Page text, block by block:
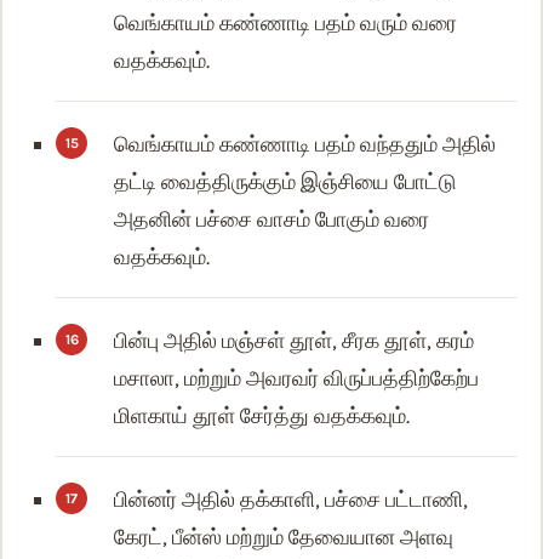
வெங்காயம் கண்ணாடி பதம் வரும் வரை
வதக்கவும்.
வெங்காயம் கண்ணாடி பதம் வந்ததும் அதில்
தட்டி வைத்திருக்கும் இஞ்சியை போட்டு
அதனின் பச்சை வாசம் போகும் வரை
வதக்கவும்.
பின்பு அதில் மஞ்சள் தூள், சீரக தூள், கரம்
மசாலா, மற்றும் அவரவர் விருப்பத்திற்கேற்ப
மிளகாய் தூள் சேர்த்து வதக்கவும்.
பின்னர் அதில் தக்காளி, பச்சை பட்டாணி,
கேரட், பீன்ஸ் மற்றும் தேவையான அளவு